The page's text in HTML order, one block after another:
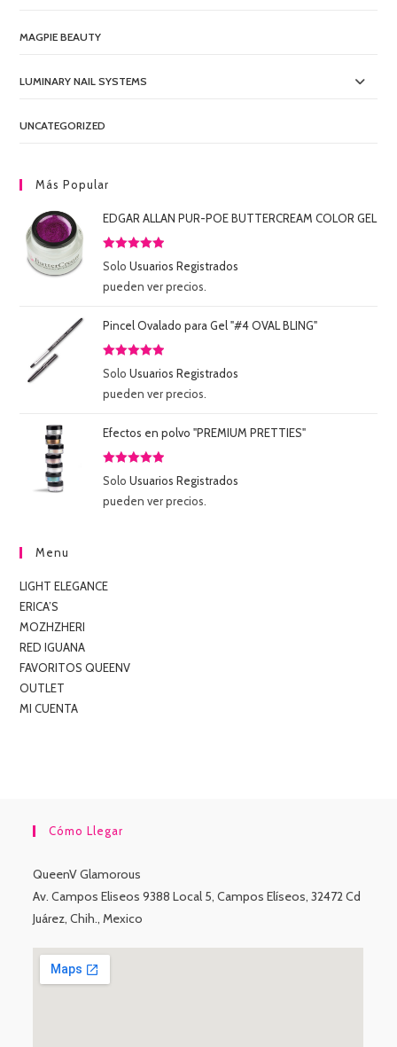
MAGPIE BEAUTY
LUMINARY NAIL SYSTEMS
UNCATEGORIZED
Más Popular
EDGAR ALLAN PUR-POE BUTTERCREAM COLOR GEL
Valorado
5
SoloUsuarios Registrados
pueden ver precios.
Pincel Ovalado para Gel "#4 OVAL BLING"
Valorado
5
SoloUsuarios Registrados
pueden ver precios.
Efectos en polvo "PREMIUM PRETTIES"
Valorado
5
SoloUsuarios Registrados
pueden ver precios.
Menu
LIGHT ELEGANCE
ERICA’S
MOZHZHERI
RED IGUANA
FAVORITOS QUEENV
OUTLET
MI CUENTA
Cómo Llegar
QueenV Glamorous
Av. Campos Eliseos 9388 Local 5, Campos Elíseos, 32472 Cd
Juárez, Chih., Mexico